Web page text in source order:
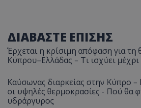
ΔΙΑΒΑΣΤΕ ΕΠΙΣΗΣ
Έρχεται η κρίσιμη απόφαση για τη
Κύπρου–Ελλάδας – Τι ισχύει
Καύσωνας διαρκείας στην Κύπρο
οι υψηλές θερμοκρασίες - Πού θα
υδράργυρος